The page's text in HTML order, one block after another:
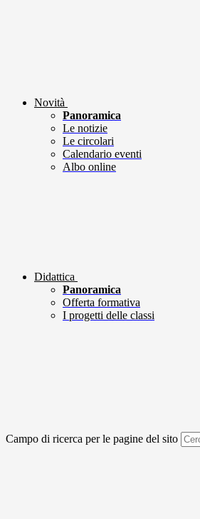
Novità
Panoramica
Le notizie
Le circolari
Calendario eventi
Albo online
Didattica
Panoramica
Offerta formativa
I progetti delle classi
Campo di ricerca per le pagine del sito